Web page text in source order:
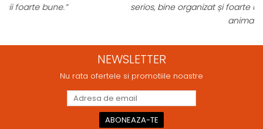
serios, bine organizat și foarte util pentru orice stăpân de
NEWSLETTER
Nu rata ofertele si promotiile noastre